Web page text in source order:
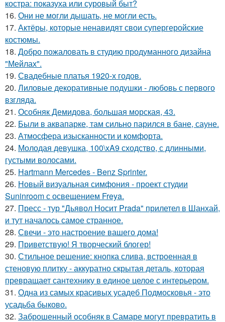
костра: показуха или суровый быт?
16. Они не могли дышать, не могли есть.
17. Актёры, которые ненавидят свои супергеройские
костюмы.
18. Добро пожаловать в студию продуманного дизайна
"Мейлах".
19. Свадебные платья 1920-х годов.
20. Лиловые декоративные подушки - любовь с первого
взгляда.
21. Особняк Демидова, большая морская, 43.
22. Были в аквапарке, там сильно парился в бане, сауне.
23. Атмосфера изысканности и комфорта.
24. Молодая девушка, 100\xA9 сходство, с длинными,
густыми волосами.
25. Hartmann Mercedes - Benz Sprinter.
26. Новый визуальная симфония - проект студии
Suninroom с освещением Freya.
27. Пресс - тур "Дьявол Носит Prada" прилетел в Шанхай,
и тут началось самое странное.
28. Свечи - это настроение вашего дома!
29. Приветствую! Я творческий блогер!
30. Стильное решение: кнопка слива, встроенная в
стеновую плитку - аккуратно скрытая деталь, которая
превращает сантехнику в единое целое с интерьером.
31. Одна из самых красивых усадеб Подмосковья - это
усадьба быково.
32. Заброшенный особняк в Самаре могут превратить в